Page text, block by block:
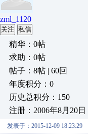
zml_1120
关注 私信
精华：0帖
求助：0帖
帖子：8帖 | 60回
年度积分：0
历史总积分：150
注册：2006年8月20日
发表于：2015-12-09 18:23:29